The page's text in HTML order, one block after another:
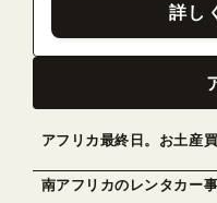
詳し
アフリカ最終日。お土産
南アフリカのレンタカー